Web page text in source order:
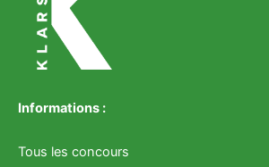
Informations :
Tous les concours